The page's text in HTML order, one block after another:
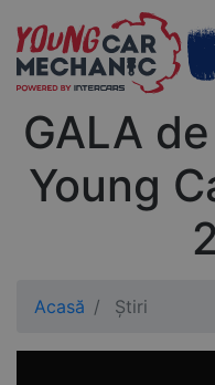
GALA
Young
Acasă Știri